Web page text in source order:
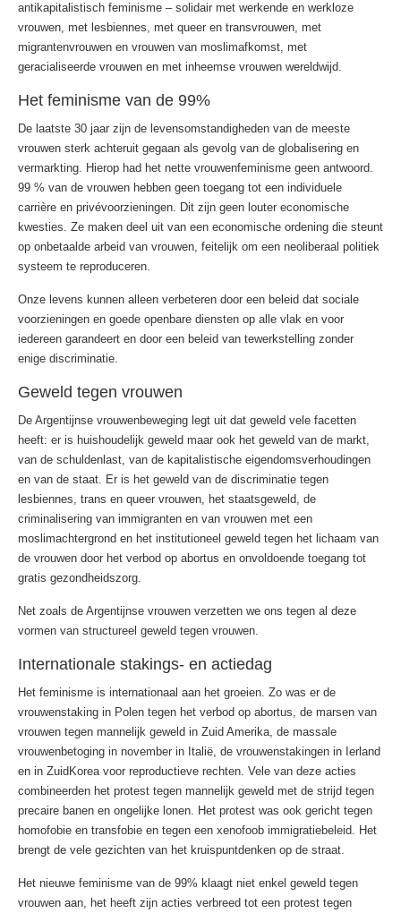
antikapitalistisch feminisme – solidair met werkende en werkloze
vrouwen, met lesbiennes, met queer en trans­vrouwen, met
migrantenvrouwen en vrouwen van moslimafkomst, met
geracialiseerde vrouwen en met inheemse vrouwen wereldwijd.
Het feminisme van de 99%
De laatste 30 jaar zijn de levensomstandigheden van de meeste
vrouwen sterk achteruit gegaan als gevolg van de globalisering en
vermarkting. Hierop had het nette vrouwenfeminisme geen antwoord.
99 % van de vrouwen hebben geen toegang tot een individuele
carrière en privé­voorzieningen. Dit zijn geen louter economische
kwesties. Ze maken deel uit van een economische ordening die steunt
op onbetaalde arbeid van vrouwen, feitelijk om een neoliberaal politiek
systeem te reproduceren.
Onze levens kunnen alleen verbeteren door een beleid dat sociale
voorzieningen en goede openbare diensten op alle vlak en voor
iedereen garandeert en door een beleid van tewerkstelling zonder
enige discriminatie.
Geweld tegen vrouwen
De Argentijnse vrouwenbeweging legt uit dat geweld vele facetten
heeft: er is huishoudelijk geweld maar ook het geweld van de markt,
van de schuldenlast, van de kapitalistische eigendomsverhoudingen
en van de staat. Er is het geweld van de discriminatie tegen
lesbiennes, trans en queer vrouwen, het staatsgeweld, de
criminalisering van immigranten en van vrouwen met een
moslimachtergrond en het institutioneel geweld tegen het lichaam van
de vrouwen door het verbod op abortus en onvoldoende toegang tot
gratis gezondheidszorg.
Net zoals de Argentijnse vrouwen verzetten we ons tegen al deze
vormen van structureel geweld tegen vrouwen.
Internationale stakings- en actiedag
Het feminisme is internationaal aan het groeien. Zo was er de
vrouwenstaking in Polen tegen het verbod op abortus, de marsen van
vrouwen tegen mannelijk geweld in Zuid­ Amerika, de massale
vrouwenbetoging in november in Italië, de vrouwenstakingen in Ierland
en in Zuid­Korea voor reproductieve rechten. Vele van deze acties
combineerden het protest tegen mannelijk geweld met de strijd tegen
precaire banen en ongelijke lonen. Het protest was ook gericht tegen
homofobie en transfobie en tegen een xenofoob immigratiebeleid. Het
brengt de vele gezichten van het kruispuntdenken op de straat.
Het nieuwe feminisme van de 99% klaagt niet enkel geweld tegen
vrouwen aan, het heeft zijn acties verbreed tot een protest tegen